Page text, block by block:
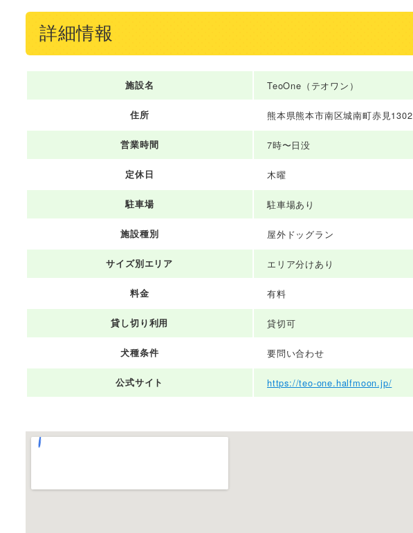
詳細情報
施設名 TeoOne（テオワン）
住所 熊本県熊本市南区城南町赤見1302
営業時間 7時〜日没
定休日 木曜
駐車場 駐車場あり
施設種別 屋外ドッグラン
サイズ別エリア エリア分けあり
料金 有料
貸し切り利用 貸切可
犬種条件 要問い合わせ
公式サイト https://teo-one.halfmoon.jp/